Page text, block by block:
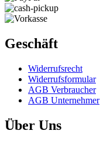
Geschäft
Widerrufs­recht
Widerrufs­formular
AGB Verbraucher
AGB Unternehmer
Über Uns